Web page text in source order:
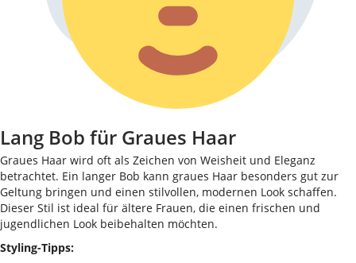
Lang Bob für Graues Haar
Graues Haar wird oft als Zeichen von Weisheit und Eleganz
betrachtet. Ein langer Bob kann graues Haar besonders gut zur
Geltung bringen und einen stilvollen, modernen Look schaffen.
Dieser Stil ist ideal für ältere Frauen, die einen frischen und
jugendlichen Look beibehalten möchten.
Styling-Tipps: